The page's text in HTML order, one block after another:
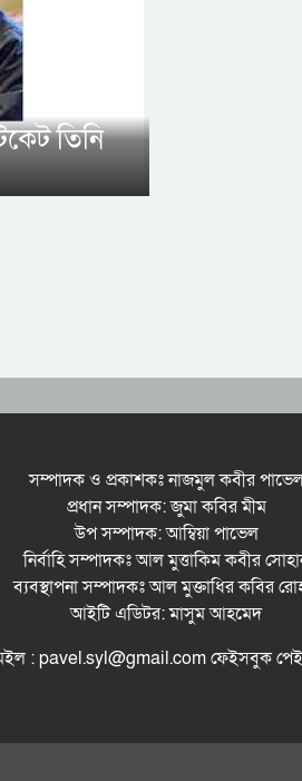
তিনি
সম্পাদক ও প্রকাশকঃ নাজমুল কবীর
প্রধান সম্পাদক: জুমা কবির মীম
উপ সম্পাদক: আম্বিয়া পাভেল
নির্বাহি সম্পাদকঃ আল মুত্তাকিম কবীর
ব্যবস্থাপনা সম্পাদকঃ আল মুক্তাধির কবির
আইটি এডিটর: মাসুম আহমেদ
: pavel.syl@gmail.com ফেইসবুক